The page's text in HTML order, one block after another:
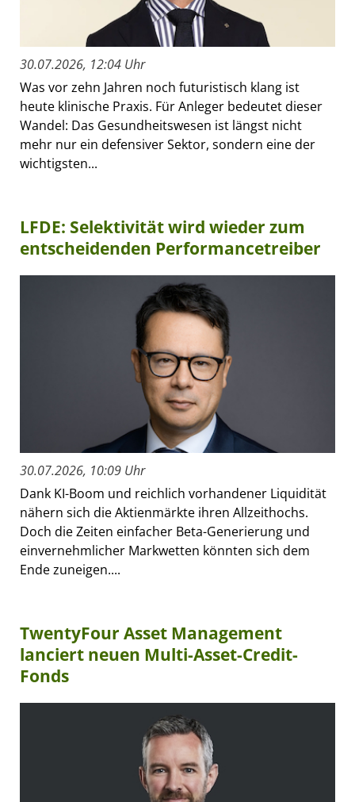
30.07.2026, 12:04 Uhr
Was vor zehn Jahren noch futuristisch klang ist
heute klinische Praxis. Für Anleger bedeutet dieser
Wandel: Das Gesundheitswesen ist längst nicht
mehr nur ein defensiver Sektor, sondern eine der
wichtigsten...
LFDE: Selektivität wird wieder zum
entscheidenden Performancetreiber
30.07.2026, 10:09 Uhr
Dank KI-Boom und reichlich vorhandener Liquidität
nähern sich die Aktienmärkte ihren Allzeithochs.
Doch die Zeiten einfacher Beta-Generierung und
einvernehmlicher Markwetten könnten sich dem
Ende zuneigen....
TwentyFour Asset Management
lanciert neuen Multi-Asset-Credit-
Fonds